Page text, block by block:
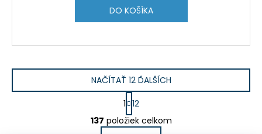
DO KOŠÍKA
O
v
NAČÍTAŤ 12 ĎALŠÍCH
S
t
r
á
1 12
137 položiek celkom